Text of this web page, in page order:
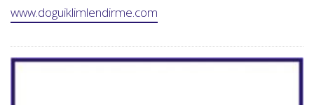
www.doguiklimlendirme.com